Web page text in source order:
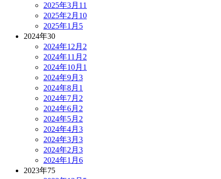
2025年3月 11
2025年2月 10
2025年1月 5
2024年30
2024年12月 2
2024年11月 2
2024年10月 1
2024年9月 3
2024年8月 1
2024年7月 2
2024年6月 2
2024年5月 2
2024年4月 3
2024年3月 3
2024年2月 3
2024年1月 6
2023年75